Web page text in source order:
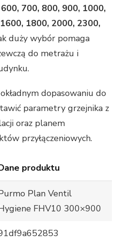
700, 800, 900, 1000,
1800, 2000, 2300,
duży wybór pomaga
do metrażu i
dopasowaniu do
parametry grzejnika z
oraz planem
przyłączeniowych.
produktu
Plan Ventil
FHV10 300×900